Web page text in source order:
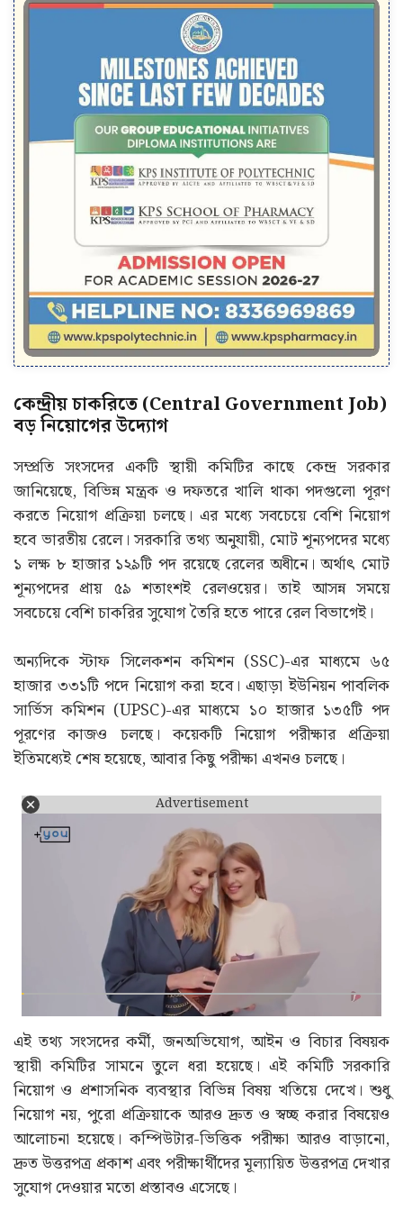
কেন্দ্রীয় চাকরিতে (Central Government Job)
বড় নিয়োগের উদ্যোগ
সম্প্রতি সংসদের একটি স্থায়ী কমিটির কাছে কেন্দ্র সরকার
জানিয়েছে, বিভিন্ন মন্ত্রক ও দফতরে খালি থাকা পদগুলো পূরণ
করতে নিয়োগ প্রক্রিয়া চলছে। এর মধ্যে সবচেয়ে বেশি নিয়োগ
হবে ভারতীয় রেলে। সরকারি তথ্য অনুযায়ী, মোট শূন্যপদের মধ্যে
১ লক্ষ ৮ হাজার ১২৯টি পদ রয়েছে রেলের অধীনে। অর্থাৎ মোট
শূন্যপদের প্রায় ৫৯ শতাংশই রেলওয়ের। তাই আসন্ন সময়ে
সবচেয়ে বেশি চাকরির সুযোগ তৈরি হতে পারে রেল বিভাগেই।
অন্যদিকে স্টাফ সিলেকশন কমিশন (SSC)-এর মাধ্যমে ৬৫
হাজার ৩৩১টি পদে নিয়োগ করা হবে। এছাড়া ইউনিয়ন পাবলিক
সার্ভিস কমিশন (UPSC)-এর মাধ্যমে ১০ হাজার ১৩৫টি পদ
পূরণের কাজও চলছে। কয়েকটি নিয়োগ পরীক্ষার প্রক্রিয়া
ইতিমধ্যেই শেষ হয়েছে, আবার কিছু পরীক্ষা এখনও চলছে।
Advertisement
এই তথ্য সংসদের কর্মী, জনঅভিযোগ, আইন ও বিচার বিষয়ক
স্থায়ী কমিটির সামনে তুলে ধরা হয়েছে। এই কমিটি সরকারি
নিয়োগ ও প্রশাসনিক ব্যবস্থার বিভিন্ন বিষয় খতিয়ে দেখে। শুধু
নিয়োগ নয়, পুরো প্রক্রিয়াকে আরও দ্রুত ও স্বচ্ছ করার বিষয়েও
আলোচনা হয়েছে। কম্পিউটার-ভিত্তিক পরীক্ষা আরও বাড়ানো,
দ্রুত উত্তরপত্র প্রকাশ এবং পরীক্ষার্থীদের মূল্যায়িত উত্তরপত্র দেখার
সুযোগ দেওয়ার মতো প্রস্তাবও এসেছে।